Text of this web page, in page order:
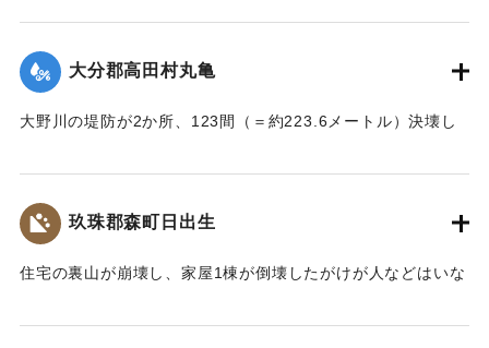
｜固有コード: 002680205
大分郡高田村丸亀
大野川の堤防が2か所、123間（＝約223.6メートル）決壊し
｜固有コード: 002680206
玖珠郡森町日出生
住宅の裏山が崩壊し、家屋1棟が倒壊したがけが人などはいな